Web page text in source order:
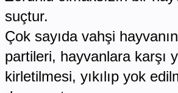
suçtur.
Çok sayıda vahşi
partileri, hayvanlara karşı
kirletilmesi, yıkılıp yok